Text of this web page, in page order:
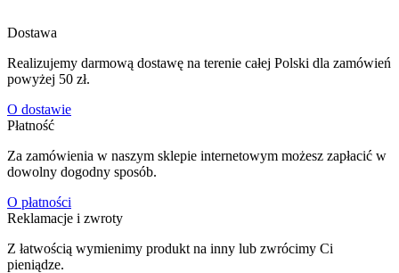
Dostawa
Realizujemy darmową dostawę na terenie całej Polski dla zamówień
powyżej 50 zł.
O dostawie
Płatność
Za zamówienia w naszym sklepie internetowym możesz zapłacić w
dowolny dogodny sposób.
O płatności
Reklamacje i zwroty
Z łatwością wymienimy produkt na inny lub zwrócimy Ci
pieniądze.